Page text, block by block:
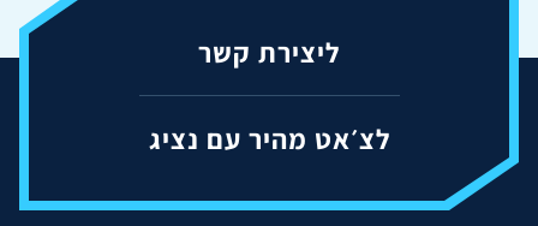
ליצירת קשר
לצ׳אט מהיר עם נציג